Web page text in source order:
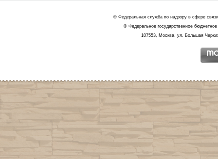
© Федеральная служба по надзору в сфере
© Федеральное государственное
107553, Москва, ул. Большая